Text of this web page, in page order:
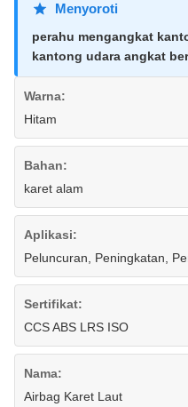
Menyoroti
perahu mengangkat
kantong udara angkat
Warna:
Hitam
Bahan:
karet alam
Aplikasi:
Peluncuran, Peningkatan,
Sertifikat:
CCS ABS LRS ISO
Nama:
Airbag Karet Laut